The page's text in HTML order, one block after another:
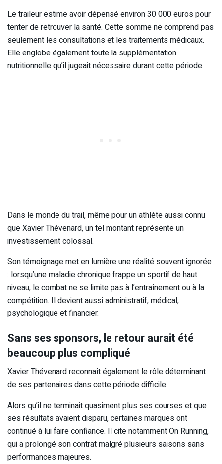
Le traileur estime avoir dépensé environ 30 000 euros pour
tenter de retrouver la santé. Cette somme ne comprend pas
seulement les consultations et les traitements médicaux.
Elle englobe également toute la supplémentation
nutritionnelle qu’il jugeait nécessaire durant cette période.
Dans le monde du trail, même pour un athlète aussi connu
que Xavier Thévenard, un tel montant représente un
investissement colossal.
Son témoignage met en lumière une réalité souvent ignorée
: lorsqu’une maladie chronique frappe un sportif de haut
niveau, le combat ne se limite pas à l’entraînement ou à la
compétition. Il devient aussi administratif, médical,
psychologique et financier.
Sans ses sponsors, le retour aurait été
beaucoup plus compliqué
Xavier Thévenard reconnaît également le rôle déterminant
de ses partenaires dans cette période difficile.
Alors qu’il ne terminait quasiment plus ses courses et que
ses résultats avaient disparu, certaines marques ont
continué à lui faire confiance. Il cite notamment On Running,
qui a prolongé son contrat malgré plusieurs saisons sans
performances majeures.